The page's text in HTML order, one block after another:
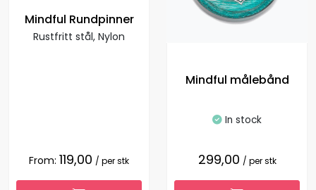
Mindful Rundpinner
Rustfritt stål, Nylon
From: 119,00 / per stk
Mindful målebånd
In stock
299,00 / per stk